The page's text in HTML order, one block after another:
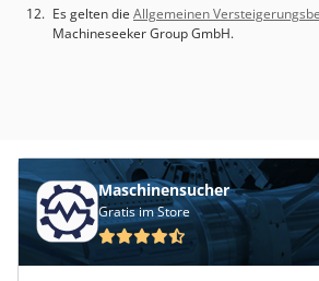
Es gelten die Allgemeinen
Machineseeker Group GmbH.
Maschinensucher
Gratis im Store